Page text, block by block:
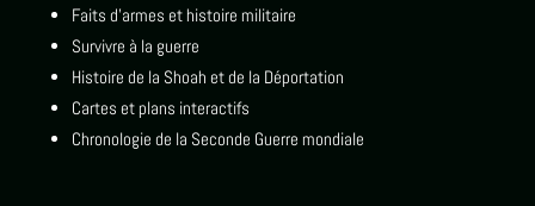
Faits d'armes et histoire militaire
Survivre à la guerre
Histoire de la Shoah et de la Déportation
Cartes et plans interactifs
Chronologie de la Seconde Guerre mondiale